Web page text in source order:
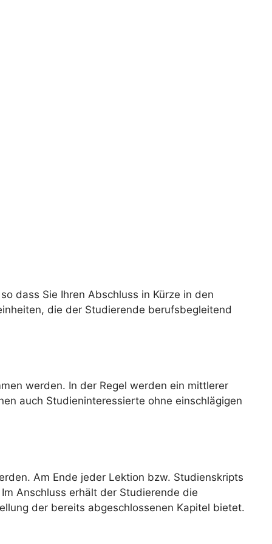
dass Sie Ihren Abschluss in Kürze in den
die der Studierende berufsbegleitend
werden. In der Regel werden ein mittlerer
auch Studieninteressierte ohne einschlägigen
Am Ende jeder Lektion bzw. Studienskripts
Anschluss erhält der Studierende die
der bereits abgeschlossenen Kapitel bietet.